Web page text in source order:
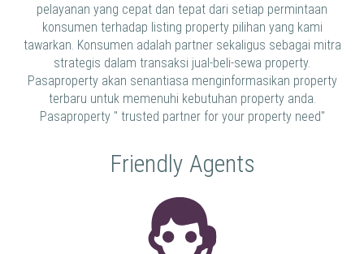
pelayanan yang cepat dan tepat dari setiap permintaan
konsumen terhadap listing property pilihan yang kami
tawarkan. Konsumen adalah partner sekaligus sebagai mitra
strategis dalam transaksi jual-beli-sewa property.
Pasaproperty akan senantiasa menginformasikan property
terbaru untuk memenuhi kebutuhan property anda.
Pasaproperty " trusted partner for your property need"
Friendly Agents